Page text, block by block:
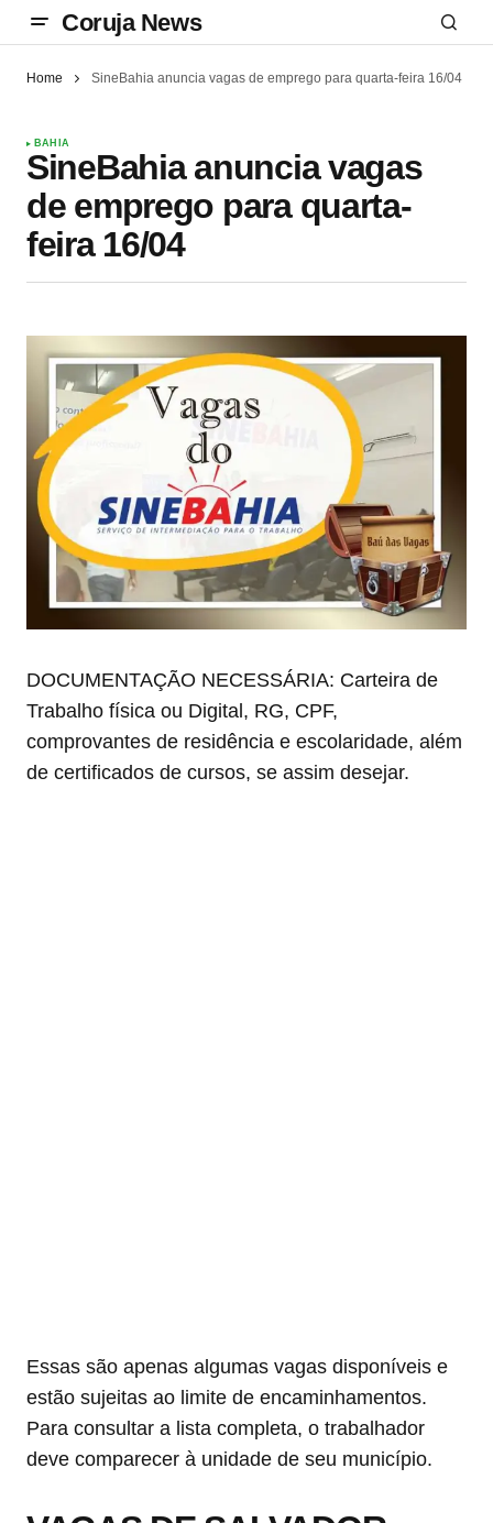
Coruja News
Home SineBahia anuncia vagas de emprego para quarta-feira 16/04
BAHIA
SineBahia anuncia vagas
de emprego para quarta-
feira 16/04
DOCUMENTAÇÃO NECESSÁRIA: Carteira de
Trabalho física ou Digital, RG, CPF,
comprovantes de residência e escolaridade, além
de certificados de cursos, se assim desejar.
Essas são apenas algumas vagas disponíveis e
estão sujeitas ao limite de encaminhamentos.
Para consultar a lista completa, o trabalhador
deve comparecer à unidade de seu município.